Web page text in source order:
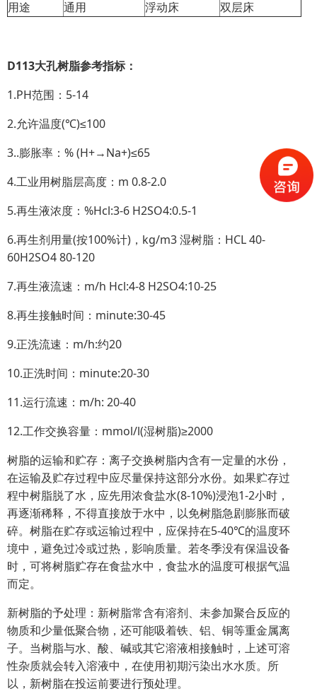
用途 通用 浮动床 双层床
D113大孔树脂参考指标：
1.PH范围：5-14
2.允许温度(℃)≤100
3..膨胀率：% (H+→Na+)≤65
4.工业用树脂层高度：m 0.8-2.0
5.再生液浓度：%Hcl:3-6 H2SO4:0.5-1
6.再生剂用量(按100%计)，kg/m3 湿树脂：HCL 40-
60H2SO4 80-120
7.再生液流速：m/h Hcl:4-8 H2SO4:10-25
8.再生接触时间：minute:30-45
9.正洗流速：m/h:约20
10.正洗时间：minute:20-30
11.运行流速：m/h: 20-40
12.工作交换容量：mmol/l(湿树脂)≥2000
树脂的运输和贮存：离子交换树脂内含有一定量的水份，
在运输及贮存过程中应尽量保持这部分水份。如果贮存过
程中树脂脱了水，应先用浓食盐水(8-10%)浸泡1-2小时，
再逐渐稀释，不得直接放于水中，以免树脂急剧膨胀而破
碎。树脂在贮存或运输过程中，应保持在5-40℃的温度环
境中，避免过冷或过热，影响质量。若冬季没有保温设备
时，可将树脂贮存在食盐水中，食盐水的温度可根据气温
而定。
新树脂的予处理：新树脂常含有溶剂、未参加聚合反应的
物质和少量低聚合物，还可能吸着铁、铝、铜等重金属离
子。当树脂与水、酸、碱或其它溶液相接触时，上述可溶
性杂质就会转入溶液中，在使用初期污染出水水质。所
以，新树脂在投运前要进行预处理。